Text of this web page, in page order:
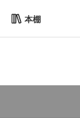
本棚